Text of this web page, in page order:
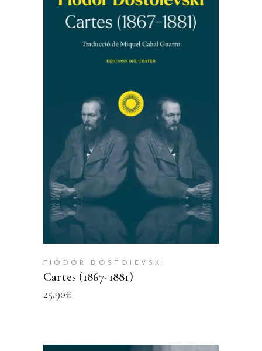
AFEGEIX A LA CISTELLA
FIÓDOR DOSTOIEVSKI
Cartes (1867-1881)
25,90€